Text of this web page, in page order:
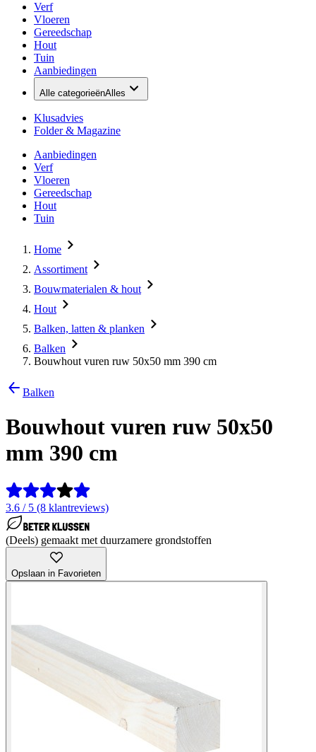
Verf
Vloeren
Gereedschap
Hout
Tuin
Aanbiedingen
Alle categorieënAlles
Klusadvies
Folder & Magazine
Aanbiedingen
Verf
Vloeren
Gereedschap
Hout
Tuin
Home
Assortiment
Bouwmaterialen & hout
Hout
Balken, latten & planken
Balken
Bouwhout vuren ruw 50x50 mm 390 cm
Balken
Bouwhout vuren ruw 50x50
mm 390 cm
3.6 / 5 (8 klantreviews)
(Deels) gemaakt met duurzamere grondstoffen
Opslaan in Favorieten